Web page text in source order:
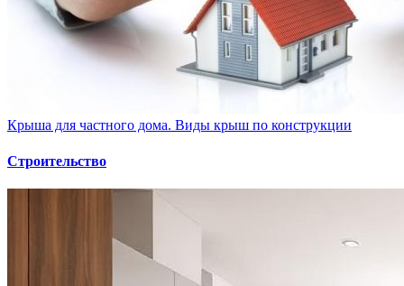
Крыша для частного дома. Виды крыш по конструкции
Строительство